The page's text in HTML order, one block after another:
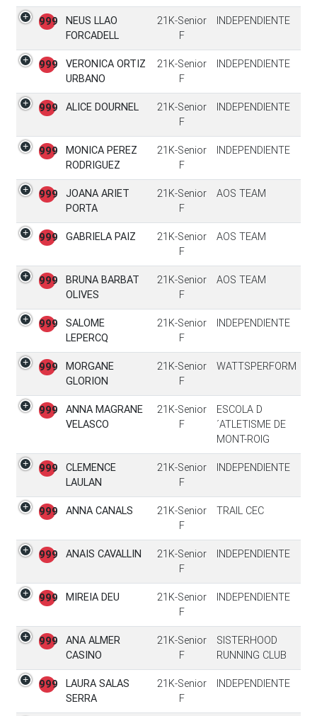
999
NEUS LLAO
FORCADELL
21K-Senior
F
INDEPENDIENTE
999
VERONICA ORTIZ
URBANO
21K-Senior
F
INDEPENDIENTE
999 ALICE DOURNEL
21K-Senior
F
INDEPENDIENTE
999
MONICA PEREZ
RODRIGUEZ
21K-Senior
F
INDEPENDIENTE
999
JOANA ARIET
PORTA
21K-Senior
F
AOS TEAM
999 GABRIELA PAIZ
21K-Senior
F
AOS TEAM
999
BRUNA BARBAT
OLIVES
21K-Senior
F
AOS TEAM
999
SALOME
LEPERCQ
21K-Senior
F
INDEPENDIENTE
999
MORGANE
GLORION
21K-Senior
F
WATTSPERFORM
999
ANNA MAGRANE
VELASCO
21K-Senior
F
ESCOLA D
´ATLETISME DE
MONT-ROIG
999
CLEMENCE
LAULAN
21K-Senior
F
INDEPENDIENTE
999 ANNA CANALS
21K-Senior
F
TRAIL CEC
999 ANAIS CAVALLIN
21K-Senior
F
INDEPENDIENTE
999 MIREIA DEU
21K-Senior
F
INDEPENDIENTE
999
ANA ALMER
CASINO
21K-Senior
F
SISTERHOOD
RUNNING CLUB
999
LAURA SALAS
SERRA
21K-Senior
F
INDEPENDIENTE